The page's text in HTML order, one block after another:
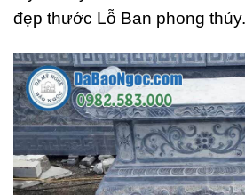
đẹp thước Lỗ Ban phong thủy.